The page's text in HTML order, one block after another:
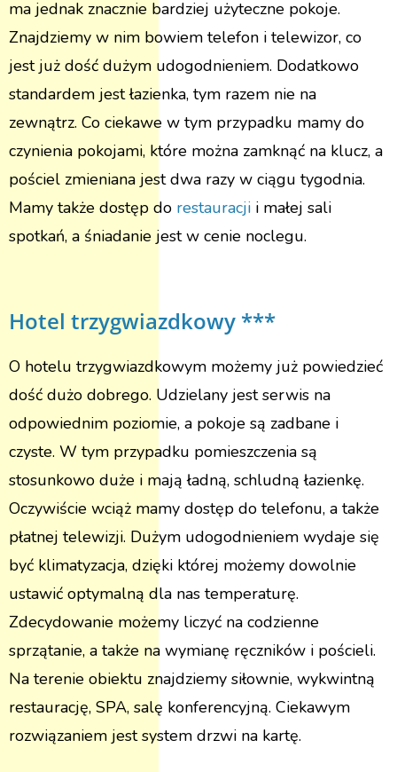
ma jednak znacznie bardziej użyteczne pokoje.
Znajdziemy w nim bowiem telefon i telewizor, co
jest już dość dużym udogodnieniem. Dodatkowo
standardem jest łazienka, tym razem nie na
zewnątrz. Co ciekawe w tym przypadku mamy do
czynienia pokojami, które można zamknąć na klucz, a
pościel zmieniana jest dwa razy w ciągu tygodnia.
Mamy także dostęp do restauracji i małej sali
spotkań, a śniadanie jest w cenie noclegu.
Hotel trzygwiazdkowy ***
O hotelu trzygwiazdkowym możemy już powiedzieć
dość dużo dobrego. Udzielany jest serwis na
odpowiednim poziomie, a pokoje są zadbane i
czyste. W tym przypadku pomieszczenia są
stosunkowo duże i mają ładną, schludną łazienkę.
Oczywiście wciąż mamy dostęp do telefonu, a także
płatnej telewizji. Dużym udogodnieniem wydaje się
być klimatyzacja, dzięki której możemy dowolnie
ustawić optymalną dla nas temperaturę.
Zdecydowanie możemy liczyć na codzienne
sprzątanie, a także na wymianę ręczników i pościeli.
Na terenie obiektu znajdziemy siłownie, wykwintną
restaurację, SPA, salę konferencyjną. Ciekawym
rozwiązaniem jest system drzwi na kartę.